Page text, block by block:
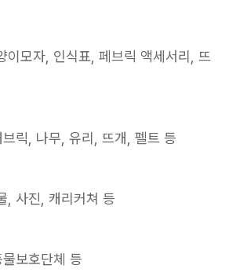
이모자, 인식표, 페브릭 액세서리, 뜨
릭, 나무, 유리, 뜨개, 펠트 등
, 사진, 캐리커쳐 등
보호단체 등